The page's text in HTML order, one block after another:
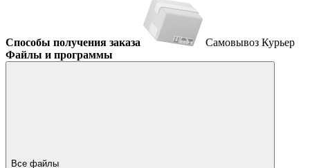
Способы получения заказа Самовывоз Курьер
Файлы и программы
Все файлы